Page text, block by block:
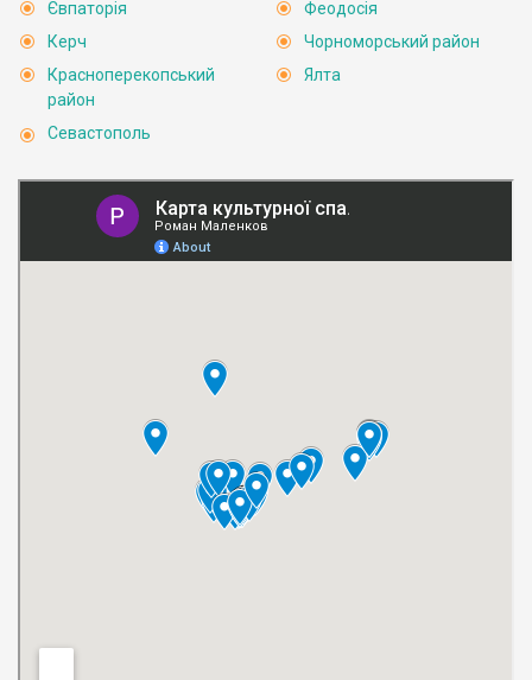
Євпаторія
Керч
Красноперекопський
район
Севастополь
Феодосія
Чорноморський район
Ялта